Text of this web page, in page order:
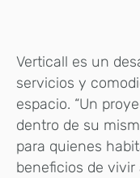
Verticall es un
servicios y
espacio. “Un
dentro de su
para quienes
beneficios de vivir